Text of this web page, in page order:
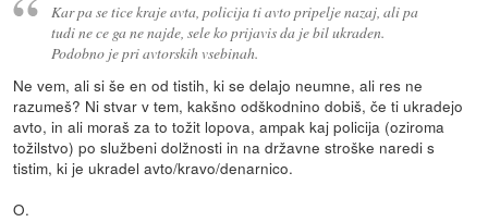
Kar pa se tice kraje avta, policija ti avto pripelje nazaj, ali pa
tudi ne ce ga ne najde, sele ko prijavis da je bil ukraden.
Podobno je pri avtorskih vsebinah.
Ne vem, ali si še en od tistih, ki se delajo neumne, ali res ne
razumeš? Ni stvar v tem, kakšno odškodnino dobiš, če ti ukradejo
avto, in ali moraš za to tožit lopova, ampak kaj policija (oziroma
tožilstvo) po službeni dolžnosti in na državne stroške naredi s
tistim, ki je ukradel avto/kravo/denarnico.
O.